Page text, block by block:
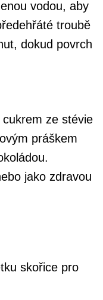
vodou, aby
troubě
dokud povrch
ze stévie
práškem
jako zdravou
skořice pro